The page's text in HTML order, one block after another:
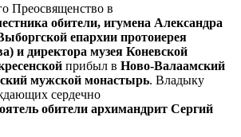
Преосвященство в
обители, игумена Александра
епархии протоиерея
и директора музея Коневской
прибыл в Ново-Валаамский
мужской монастырь. Владыку
сердечно
обители архимандрит Сергий